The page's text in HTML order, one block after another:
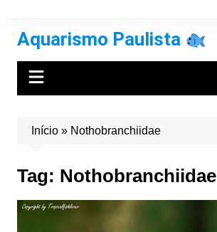
conteúdo
Aquarismo Paulista
Início» Nothobranchiidae
Tag: Nothobranchiidae